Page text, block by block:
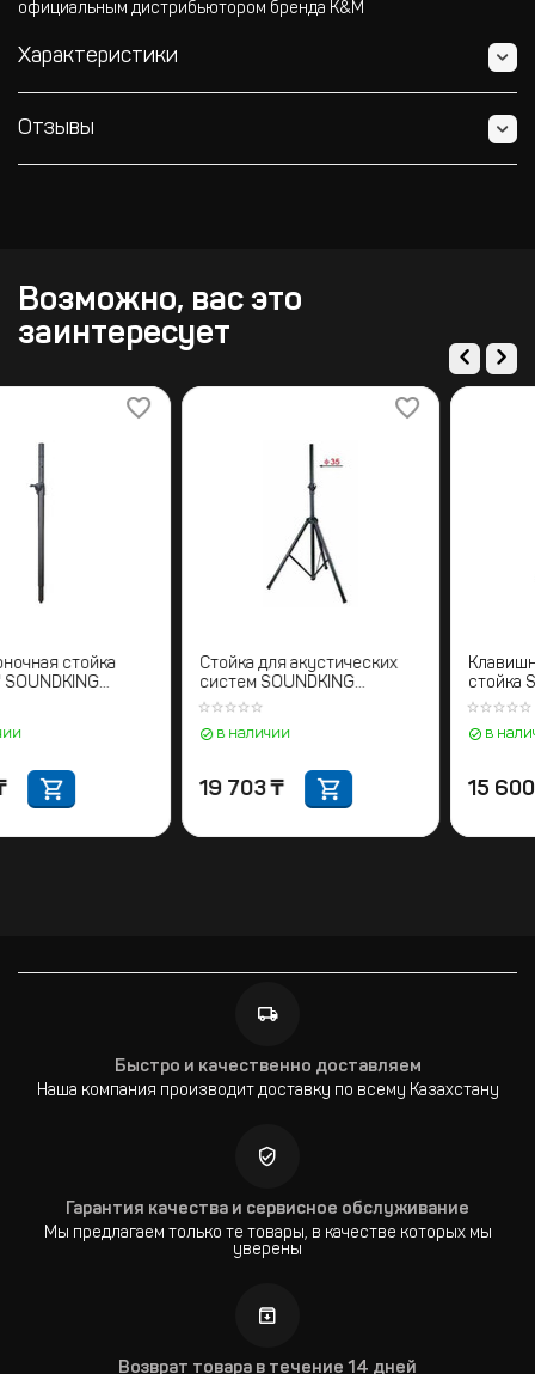
официальным дистрибьютором бренда K&M
Характеристики
Отзывы
Возможно, вас это
заинтересует
Межколоночная стойка
"саб-топ" SOUNDKING
в наличии
7 395
Стойка для акустических
систем SOUNDKING
в наличии
19 703
Быстро и качественно доставляем
Наша компания производит доставку по всему Казахстану
Гарантия качества и сервисное обслуживание
Мы предлагаем только те товары, в качестве которых мы
уверены
Возврат товара в течение 14 дней